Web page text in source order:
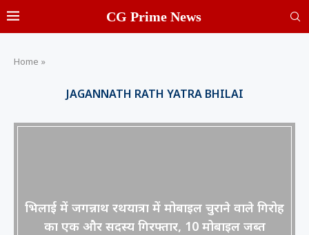
CG Prime News
Home »
JAGANNATH RATH YATRA BHILAI
भिलाई में जगन्नाथ रथयात्रा में मोबाइल चुराने वाले गिरोह
का एक और सदस्य गिरफ्तार, 10 मोबाइल जब्त